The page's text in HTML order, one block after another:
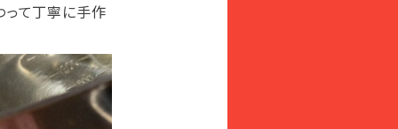
て丁寧に手作